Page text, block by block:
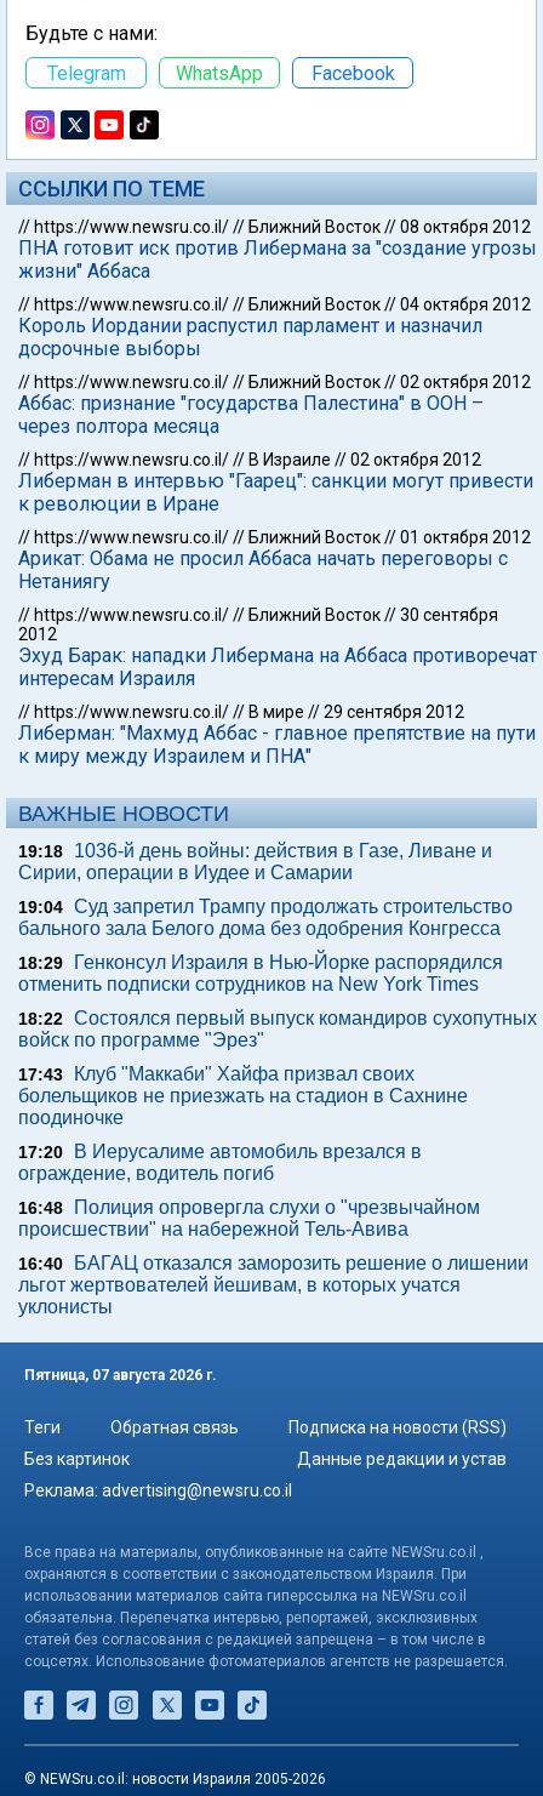
Будьте с нами:
Telegram
WhatsApp Facebook
ССЫЛКИ ПО ТЕМЕ
// https://www.newsru.co.il/// Ближний Восток//08 октября 2012
ПНА готовит иск против Либермана за "создание угрозы
жизни" Аббаса
// https://www.newsru.co.il/// Ближний Восток//04 октября 2012
Король Иордании распустил парламент и назначил
досрочные выборы
// https://www.newsru.co.il/// Ближний Восток//02 октября 2012
Аббас: признание "государства Палестина" в ООН –
через полтора месяца
// https://www.newsru.co.il/// В Израиле //02 октября 2012
Либерман в интервью "Гаарец": санкции могут привести
к революции в Иране
// https://www.newsru.co.il/// Ближний Восток//01 октября 2012
Арикат: Обама не просил Аббаса начать переговоры с
Нетаниягу
// https://www.newsru.co.il/// Ближний Восток//30 сентября
2012
Эхуд Барак: нападки Либермана на Аббаса противоречат
интересам Израиля
// https://www.newsru.co.il/// В мире //29 сентября 2012
Либерман: "Махмуд Аббас - главное препятствие на пути
к миру между Израилем и ПНА"
ВАЖНЫЕ НОВОСТИ
19:18
1036-й день войны: действия в Газе, Ливане и
Сирии, операции в Иудее и Самарии
19:04 Суд запретил Трампу продолжать строительство
бального зала Белого дома без одобрения Конгресса
18:29
Генконсул Израиля в Нью-Йорке распорядился
отменить подписки сотрудников на New York Times
18:22 Состоялся первый выпуск командиров сухопутных
войск по программе "Эрез"
17:43
Клуб "Маккаби" Хайфа призвал своих
болельщиков не приезжать на стадион в Сахнине
поодиночке
17:20
В Иерусалиме автомобиль врезался в
ограждение, водитель погиб
16:48
Полиция опровергла слухи о "чрезвычайном
происшествии" на набережной Тель-Авива
16:40
БАГАЦ отказался заморозить решение о лишении
льгот жертвователей йешивам, в которых учатся
уклонисты
Пятница, 07 августа 2026 г.
Теги Обратная связь
Подписка на новости (RSS)
Без картинок
Данные редакции и устав
Реклама: advertising@newsru.co.il
Все права на материалы, опубликованные на сайте NEWSru.co.il ,
охраняются в соответствии с законодательством Израиля. При
использовании материалов сайта гиперссылка на NEWSru.co.il
обязательна. Перепечатка интервью, репортажей, эксклюзивных
статей без согласования с редакцией запрещена – в том числе в
соцсетях. Использование фотоматериалов агентств не разрешается.
© NEWSru.co.il: новости Израиля 2005-2026